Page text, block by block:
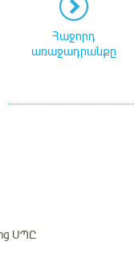
Հաջորդ
առաջադրանքը
ՍՊԸ